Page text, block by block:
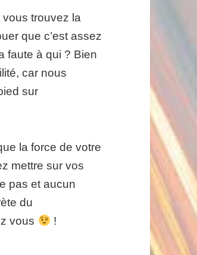
trouvez la
que c’est assez
faute à qui ? Bien
car nous
sur
la force de votre
mettre sur vos
pas et aucun
du
vous
!